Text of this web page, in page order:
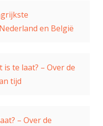
en België
is te laat? – Over de
tijd
– Over de